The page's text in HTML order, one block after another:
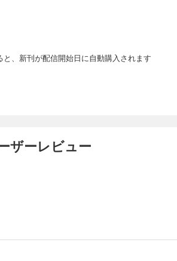
と、新刊が配信開始日に自動購入されます
ザーレビュー